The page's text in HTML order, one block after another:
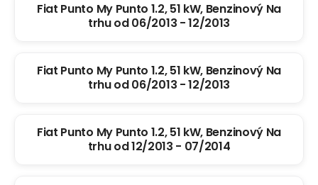
Fiat Punto My Punto 1.2, 51 kW, Benzinový Na
trhu od 06/2013 - 12/2013
Fiat Punto My Punto 1.2, 51 kW, Benzinový Na
trhu od 06/2013 - 12/2013
Fiat Punto My Punto 1.2, 51 kW, Benzinový Na
trhu od 12/2013 - 07/2014